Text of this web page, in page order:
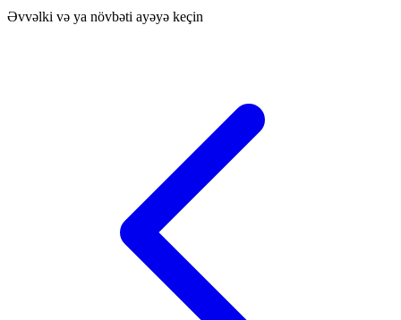
Əvvəlki və ya növbəti ayəyə keçin